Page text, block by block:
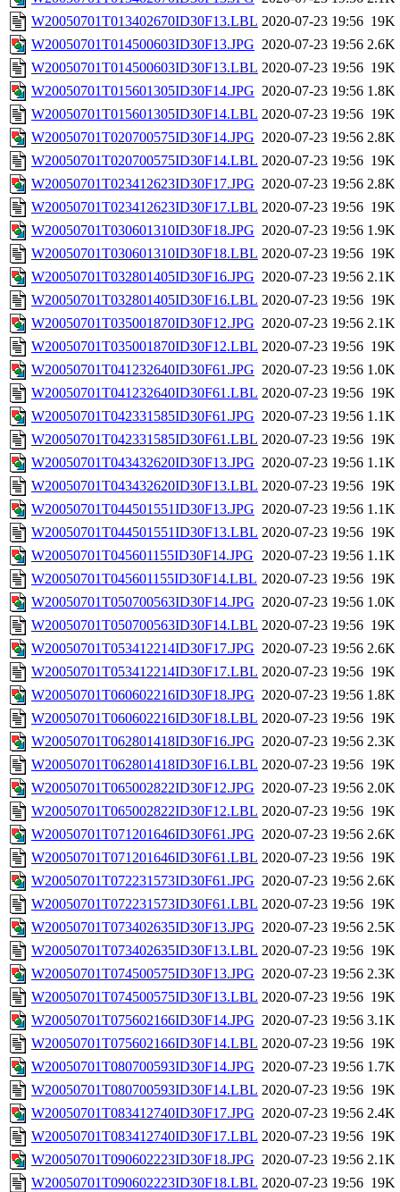
W20050701T013402670ID30F13.LBL 2020-07-23 19:56 19K
W20050701T014500603ID30F13.JPG 2020-07-23 19:56 2.6K
W20050701T014500603ID30F13.LBL 2020-07-23 19:56 19K
W20050701T015601305ID30F14.JPG 2020-07-23 19:56 1.8K
W20050701T015601305ID30F14.LBL 2020-07-23 19:56 19K
W20050701T020700575ID30F14.JPG 2020-07-23 19:56 2.8K
W20050701T020700575ID30F14.LBL 2020-07-23 19:56 19K
W20050701T023412623ID30F17.JPG 2020-07-23 19:56 2.8K
W20050701T023412623ID30F17.LBL 2020-07-23 19:56 19K
W20050701T030601310ID30F18.JPG 2020-07-23 19:56 1.9K
W20050701T030601310ID30F18.LBL 2020-07-23 19:56 19K
W20050701T032801405ID30F16.JPG 2020-07-23 19:56 2.1K
W20050701T032801405ID30F16.LBL 2020-07-23 19:56 19K
W20050701T035001870ID30F12.JPG 2020-07-23 19:56 2.1K
W20050701T035001870ID30F12.LBL 2020-07-23 19:56 19K
W20050701T041232640ID30F61.JPG 2020-07-23 19:56 1.0K
W20050701T041232640ID30F61.LBL 2020-07-23 19:56 19K
W20050701T042331585ID30F61.JPG 2020-07-23 19:56 1.1K
W20050701T042331585ID30F61.LBL 2020-07-23 19:56 19K
W20050701T043432620ID30F13.JPG 2020-07-23 19:56 1.1K
W20050701T043432620ID30F13.LBL 2020-07-23 19:56 19K
W20050701T044501551ID30F13.JPG 2020-07-23 19:56 1.1K
W20050701T044501551ID30F13.LBL 2020-07-23 19:56 19K
W20050701T045601155ID30F14.JPG 2020-07-23 19:56 1.1K
W20050701T045601155ID30F14.LBL 2020-07-23 19:56 19K
W20050701T050700563ID30F14.JPG 2020-07-23 19:56 1.0K
W20050701T050700563ID30F14.LBL 2020-07-23 19:56 19K
W20050701T053412214ID30F17.JPG 2020-07-23 19:56 2.6K
W20050701T053412214ID30F17.LBL 2020-07-23 19:56 19K
W20050701T060602216ID30F18.JPG 2020-07-23 19:56 1.8K
W20050701T060602216ID30F18.LBL 2020-07-23 19:56 19K
W20050701T062801418ID30F16.JPG 2020-07-23 19:56 2.3K
W20050701T062801418ID30F16.LBL 2020-07-23 19:56 19K
W20050701T065002822ID30F12.JPG 2020-07-23 19:56 2.0K
W20050701T065002822ID30F12.LBL 2020-07-23 19:56 19K
W20050701T071201646ID30F61.JPG 2020-07-23 19:56 2.6K
W20050701T071201646ID30F61.LBL 2020-07-23 19:56 19K
W20050701T072231573ID30F61.JPG 2020-07-23 19:56 2.6K
W20050701T072231573ID30F61.LBL 2020-07-23 19:56 19K
W20050701T073402635ID30F13.JPG 2020-07-23 19:56 2.5K
W20050701T073402635ID30F13.LBL 2020-07-23 19:56 19K
W20050701T074500575ID30F13.JPG 2020-07-23 19:56 2.3K
W20050701T074500575ID30F13.LBL 2020-07-23 19:56 19K
W20050701T075602166ID30F14.JPG 2020-07-23 19:56 3.1K
W20050701T075602166ID30F14.LBL 2020-07-23 19:56 19K
W20050701T080700593ID30F14.JPG 2020-07-23 19:56 1.7K
W20050701T080700593ID30F14.LBL 2020-07-23 19:56 19K
W20050701T083412740ID30F17.JPG 2020-07-23 19:56 2.4K
W20050701T083412740ID30F17.LBL 2020-07-23 19:56 19K
W20050701T090602223ID30F18.JPG 2020-07-23 19:56 2.1K
W20050701T090602223ID30F18.LBL 2020-07-23 19:56 19K